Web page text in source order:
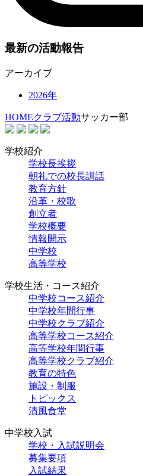
最新の活動報告
アーカイブ
2026年
HOMEクラブ活動サッカー部
学校紹介
学校長挨拶
朝礼での校長訓話
教育方針
沿革・校歌
創立者
学校概要
情報開示
中学校
高等学校
学校生活・コース紹介
中学校コース紹介
中学校年間行事
中学校クラブ紹介
高等学校コース紹介
高等学校年間行事
高等学校クラブ紹介
教育の特色
施設・制服
トピックス
清風食堂
中学校入試
学校・入試説明会
募集要項
入試結果